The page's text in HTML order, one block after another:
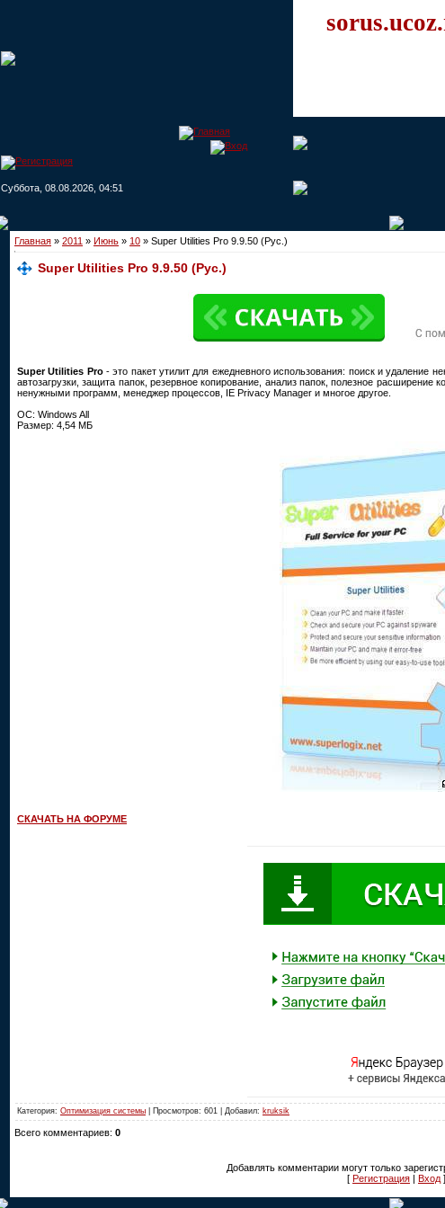
Суббота, 08.08.2026, 04:51
Главная » 2011 » Июнь » 10 » Super Utilities Pro 9.9.50 (Рус.)
Super Utilities Pro 9.9.50 (Рус.)
Super Utilities Pro- это пакет утилит для ежедневного использования: поиск и удаление
автозагрузки, защита папок, резервное копирование, анализ папок, полезное расширение
ненужными программ, менеджер процессов, IE Privacy Manager и многое другое.
ОС: Windows All
Размер: 4,54 МБ
СКАЧАТЬ НА ФОРУМЕ
Категория: Оптимизация системы | Просмотров: 601 | Добавил: kruksik
Всего комментариев: 0
Добавлять комментарии могут только
[ Регистрация | Вход ]